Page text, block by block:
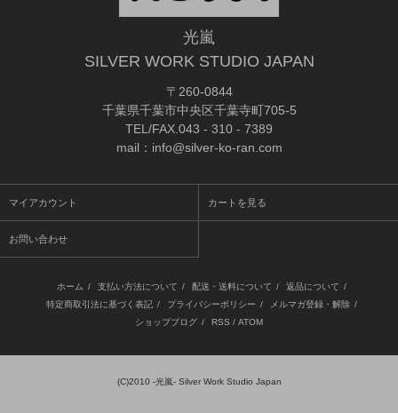
光嵐
SILVER WORK STUDIO JAPAN
〒260-0844
千葉県千葉市中央区千葉寺町705-5
TEL/FAX.043 - 310 - 7389
mail：info@silver-ko-ran.com
マイアカウント カートを見る
お問い合わせ
ホーム / 支払い方法について / 配送・送料について / 返品について /
特定商取引法に基づく表記 / プライバシーポリシー / メルマガ登録・解除 /
ショップブログ / RSS / ATOM
(C)2010 -光嵐- Silver Work Studio Japan